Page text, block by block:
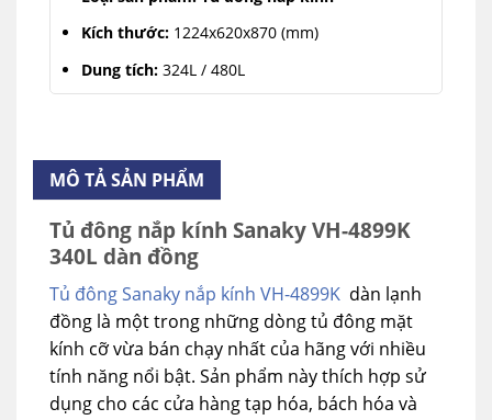
Kích thước: 1224x620x870 (mm)
Dung tích:324L / 480L
Tính năng:Làm Mát – Đông Mềm – Đông Cứng
MÔ TẢ SẢN PHẨM
Tủ đông nắp kính Sanaky VH-4899K
340L dàn đồng
Tủ đông Sanaky nắp kính VH-4899K dàn lạnh
đồng là một trong những dòng tủ đông mặt
kính cỡ vừa bán chạy nhất của hãng với nhiều
tính năng nổi bật. Sản phẩm này thích hợp sử
dụng cho các cửa hàng tạp hóa, bách hóa và